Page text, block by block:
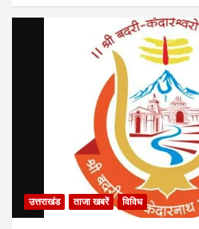
उत्तराखंड ताजा खबरें विविध